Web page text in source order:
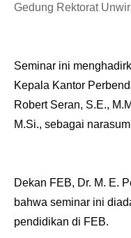
Gedung Rektorat
Seminar ini
Kepala Kantor
Robert Seran, S.E.,
M.Si., sebagai
Dekan FEB, Dr. M. E.
bahwa seminar ini
pendidikan di FEB.